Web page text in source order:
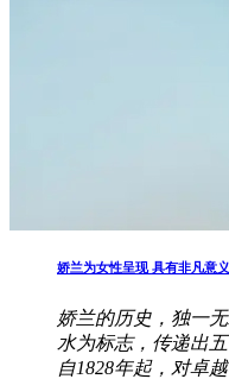
娇兰为女性呈现 具有非凡意
娇兰的历史，独一
水为标志，传递出
自1828年起，对卓